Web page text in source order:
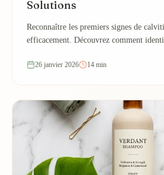
Solutions
Reconnaître les premiers signes de
efficacement. Découvrez comment
26 janvier 2026 14 min